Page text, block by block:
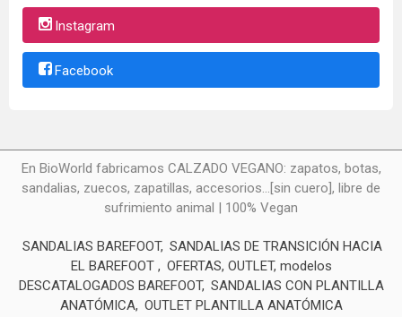
Instagram
Facebook
En BioWorld fabricamos CALZADO VEGANO: zapatos, botas,
sandalias, zuecos, zapatillas, accesorios...[sin cuero], libre de
sufrimiento animal | 100% Vegan
SANDALIAS BAREFOOT SANDALIAS DE TRANSICIÓN HACIA
EL BAREFOOT
OFERTAS, OUTLET, modelos
DESCATALOGADOS BAREFOOT SANDALIAS CON PLANTILLA
ANATÓMICA OUTLET PLANTILLA ANATÓMICA